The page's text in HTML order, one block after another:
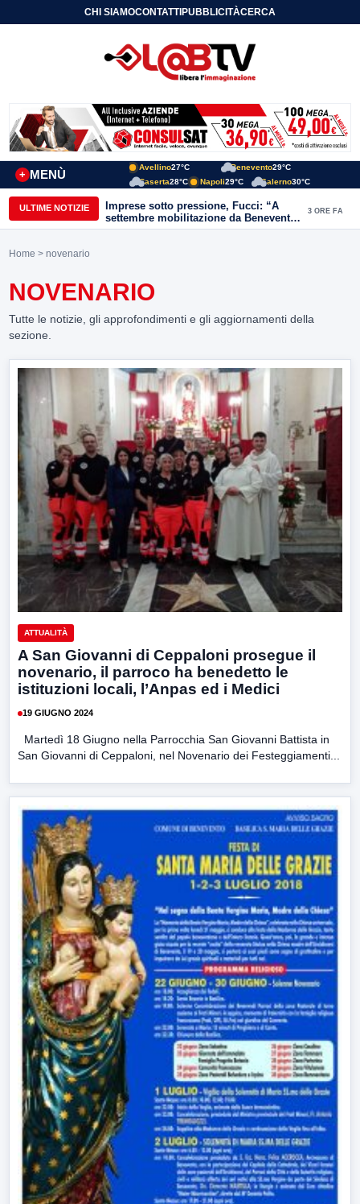
CHI SIAMOCONTATTIPUBBLICITÀCERCA
MENÙ
+
Avellino27°C Benevento29°C
Caserta28°C Napoli29°C Salerno30°C
ULTIME NOTIZIE
Imprese sotto pressione, Fucci: “A
settembre mobilitazione da Benevento
e Avellino”
3 ORE FA
Home > novenario
NOVENARIO
Tutte le notizie, gli approfondimenti e gli aggiornamenti della
sezione.
ATTUALITÀ
A San Giovanni di Ceppaloni prosegue il
novenario, il parroco ha benedetto le
istituzioni locali, l’Anpas ed i Medici
19 GIUGNO 2024
Martedì 18 Giugno nella Parrocchia San Giovanni Battista in
San Giovanni di Ceppaloni, nel Novenario dei Festeggiamenti...